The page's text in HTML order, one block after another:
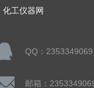
化工仪器网
QQ：2353349069
邮箱：